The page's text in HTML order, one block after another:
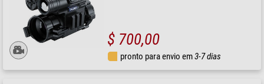
$ 700,00
pronto para envio em3-7 dias